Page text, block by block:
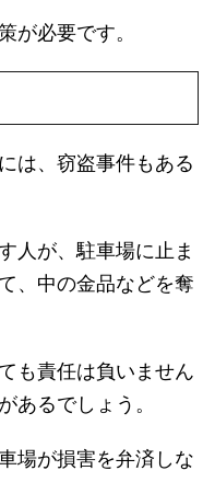
が必要です。
は、窃盗事件もある
人が、駐車場に止ま
、中の金品などを奪
も責任は負いません
あるでしょう。
場が損害を弁済しな